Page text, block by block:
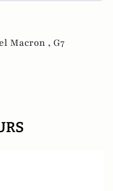
Macron , G7